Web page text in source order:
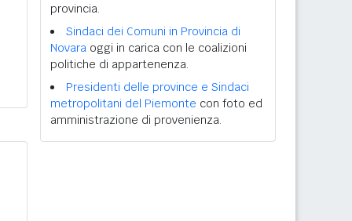
provincia.
Sindaci dei Comuni in Provincia di
Novara oggi in carica con le coalizioni
politiche di appartenenza.
Presidenti delle province e Sindaci
metropolitani del Piemonte con foto ed
amministrazione di provenienza.